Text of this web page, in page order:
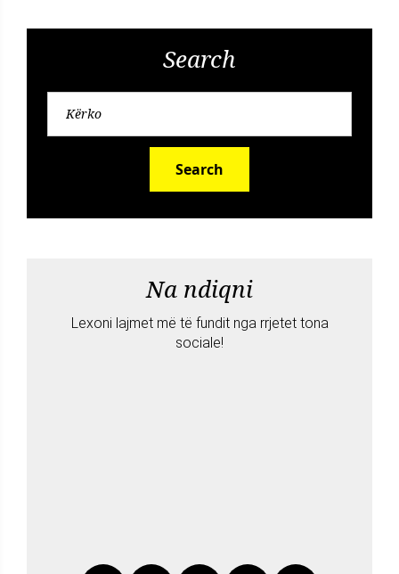
Search
Search
Na ndiqni
Lexoni lajmet më të fundit nga rrjetet tona
sociale!